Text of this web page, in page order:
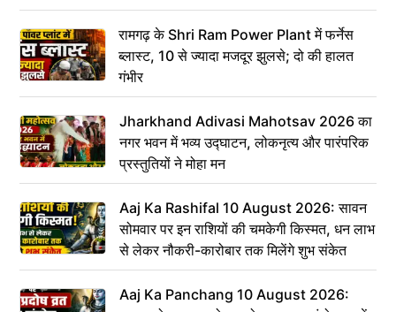
रामगढ़ के Shri Ram Power Plant में फर्नेस
ब्लास्ट, 10 से ज्यादा मजदूर झुलसे; दो की हालत
गंभीर
Jharkhand Adivasi Mahotsav 2026 का
नगर भवन में भव्य उद्घाटन, लोकनृत्य और पारंपरिक
प्रस्तुतियों ने मोहा मन
Aaj Ka Rashifal 10 August 2026: सावन
सोमवार पर इन राशियों की चमकेगी किस्मत, धन लाभ
से लेकर नौकरी-कारोबार तक मिलेंगे शुभ संकेत
Aaj Ka Panchang 10 August 2026: